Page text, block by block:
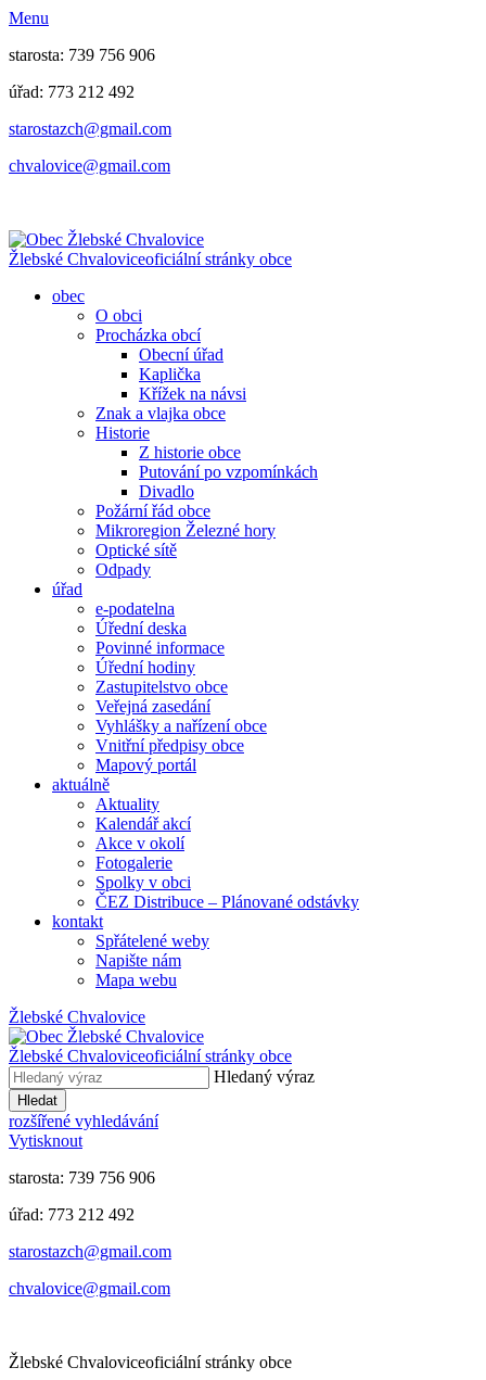
Menu
starosta: 739 756 906
úřad: 773 212 492
​​​​starostazch@gmail.com
​​​​chvalovice@gmail.com
Žlebské Chvaloviceoficiální stránky obce
obec
O obci
Procházka obcí
Obecní úřad
Kaplička
Křížek na návsi
Znak a vlajka obce
Historie
Z historie obce
Putování po vzpomínkách
Divadlo
Požární řád obce
Mikroregion Železné hory
Optické sítě
Odpady
úřad
e-podatelna
Úřední deska
Povinné informace
Úřední hodiny
Zastupitelstvo obce
Veřejná zasedání
Vyhlášky a nařízení obce
Vnitřní předpisy obce
Mapový portál
aktuálně
Aktuality
Kalendář akcí
Akce v okolí
Fotogalerie
Spolky v obci
ČEZ Distribuce – Plánované odstávky
kontakt
Spřátelené weby
Napište nám
Mapa webu
Žlebské Chvalovice
Žlebské Chvaloviceoficiální stránky obce
Hledaný výraz
Hledat
rozšířené vyhledávání
Vytisknout
starosta: 739 756 906
úřad: 773 212 492
​​​​starostazch@gmail.com
​​​​chvalovice@gmail.com
Žlebské Chvaloviceoficiální stránky obce